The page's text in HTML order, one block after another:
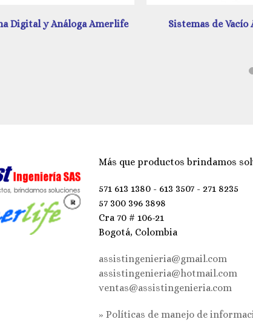
y Análoga Amerlife Sistemas de Vacío
Más que productos brindamos
571 613 1380 - 613 3507 - 271 8235
57 300 396 3898
Cra 70 # 106-21
Bogotá, Colombia
assistingenieria@gmail.com
assistingenieria@hotmail.com
ventas@assistingenieria.com
» Políticas de manejo de